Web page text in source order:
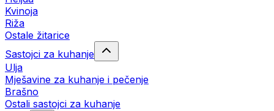
Kvinoja
Riža
Ostale žitarice
Sastojci za kuhanje
Ulja
Mješavine za kuhanje i pečenje
Brašno
Ostali sastojci za kuhanje